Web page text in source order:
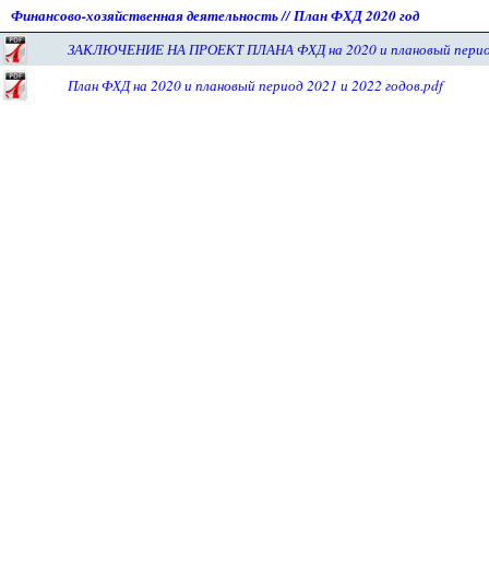
Финансово-хозяйственная деятельность//План ФХД 2020 год
ЗАКЛЮЧЕНИЕ НА ПРОЕКТ ПЛАНА ФХД на 2020 и плановый
План ФХД на 2020 и плановый период 2021 и 2022 годов.pdf